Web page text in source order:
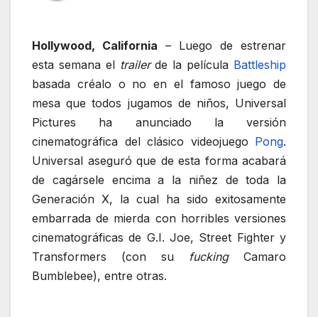
Hollywood, California – Luego de estrenar
esta semana el trailerde la película Battleship
basada créalo o no en el famoso juego de
mesa que todos jugamos de niños, Universal
Pictures ha anunciado la versión
cinematográfica del clásico videojuego Pong.
Universal aseguró que de esta forma acabará
de cagársele encima a la niñez de toda la
Generación X, la cual ha sido exitosamente
embarrada de mierda con horribles versiones
cinematográficas de G.I. Joe, Street Fighter y
Transformers (con su fuckingCamaro
Bumblebee), entre otras.